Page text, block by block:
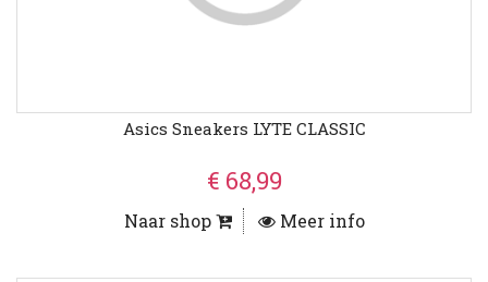
Asics Sneakers LYTE CLASSIC
€ 68,99
Naar shop Meer info